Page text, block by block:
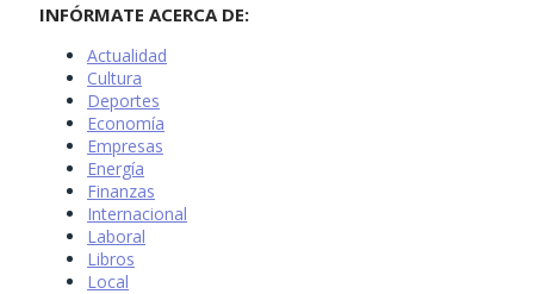
INFÓRMATE ACERCA DE:
Actualidad
Cultura
Deportes
Economía
Empresas
Energía
Finanzas
Internacional
Laboral
Libros
Local